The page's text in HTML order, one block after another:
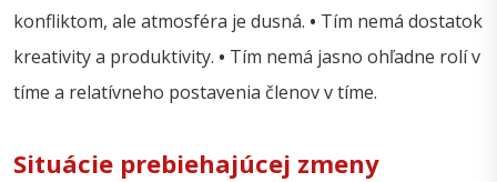
konfliktom, ale atmosféra je dusná. • Tím nemá dostatok
kreativity a produktivity. • Tím nemá jasno ohľadne rolí v
tíme a relatívneho postavenia členov v tíme.
Situácie prebiehajúcej zmeny